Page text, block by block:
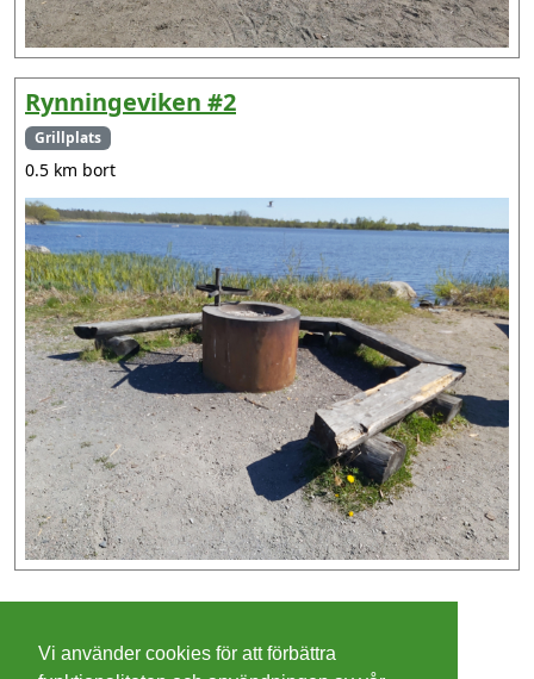
Rynningeviken #2
Grillplats
0.5 km bort
Vi använder cookies för att förbättra